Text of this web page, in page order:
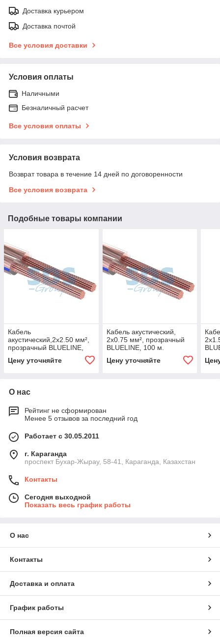
Доставка курьером
Доставка почтой
Все условия доставки
Условия оплаты
Наличными
Безналичный расчет
Все условия оплаты
Условия возврата
Возврат товара в течение 14 дней по договоренности
Все условия возврата
Подобные товары компании
Кабель
акустический,2х2.50 мм²,
прозрачный BLUELINE,
Цену уточняйте
Кабель акустический,
2х0.75 мм², прозрачный
BLUELINE, 100 м.
Цену уточняйте
О нас
Рейтинг не сформирован
Менее 5 отзывов за последний год
Работает с 30.05.2011
г. Караганда
проспект Бухар-Жырау, 58-41, Караганда, Казахстан
Контакты
Сегодня выходной
Показать весь график работы
О нас
Контакты
Доставка и оплата
График работы
Полная версия сайта